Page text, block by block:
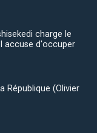
charge le
accuse d'occuper
République (Olivier